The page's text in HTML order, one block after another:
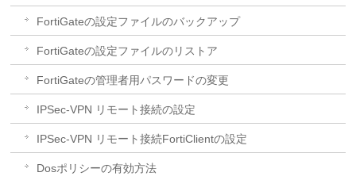
FortiGateの設定ファイルのバックアップ
FortiGateの設定ファイルのリストア
FortiGateの管理者用パスワードの変更
IPSec-VPN リモート接続の設定
IPSec-VPN リモート接続FortiClientの設定
Dosポリシーの有効方法